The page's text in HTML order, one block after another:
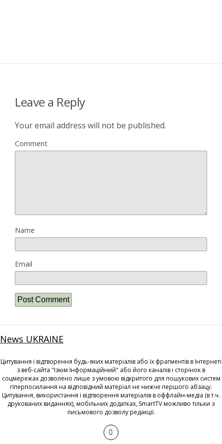
Leave a Reply
Your email address will not be published.
Comment
Name
Email
News UKRAINE
Цитування і відтворення будь-яких матеріалів або їх фрагментів в Інтернеті
з веб-сайта "Ізюм Інформаційний" або його каналів і сторінок в
соцмережах дозволено лише з умовою відкритого для пошукових систем
гіперпосилання на відповідний матеріал не нижче першого абзацу.
Цитування, використання і відтворення матеріалів в оффлайн-медіа (в т.ч.
друкованих виданнях), мобільних додатках, SmartTV можливо тільки з
письмового дозволу редакції.